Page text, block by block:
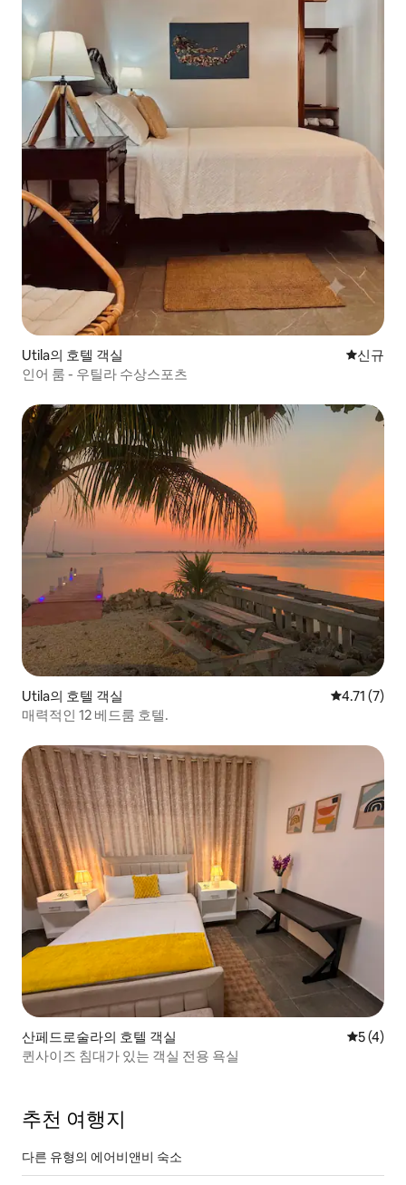
Utila의 호텔 객실 신규 숙소
신규
인어 룸 - 우틸라 수상스포츠
Utila의 호텔 객실 평점 4.71점
4.71 (7)
매력적인 12 베드룸 호텔.
산페드로술라의 호텔 객실 평점 5점
5 (4)
퀸사이즈 침대가 있는 객실 전용 욕실
추천 여행지
다른 유형의 에어비앤비 숙소